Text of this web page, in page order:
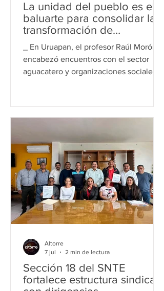
La unidad del pueblo es el
baluarte para consolidar la
transformación de
Michoacán: Raúl Morón
_ En Uruapan, el profesor Raúl Morón
encabezó encuentros con el sector
aguacatero y organizaciones sociales_
indispensable para profundizar y
consolidar la transformación en
Michoacán”, aseguró el profesor Raúl
Morón Orozco, en diálogos estratégicos
con diversos sectores productivos y
sociales del municipio de Uruapan,
como parte de sus recorridos de trabajo
en la entidad. Durante los encuentros,
en
Sección 18 del SNTE
fortalece estructura sindical
Altorre
7 jul
2 min de lectura